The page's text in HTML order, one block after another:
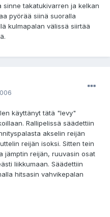
sinne takatukivarren ja kelkan
pyörää siinä suoralla
kulmapalan välissä siirtää
käyttänyt tätä "levy"
Rallipelissä säädettiin
akselin reijän
reijän isoksi. Sitten tein
jämptin reijän, ruuvasin osat
liikkumaan. Säädettiin
hitsasin vahvikepalan